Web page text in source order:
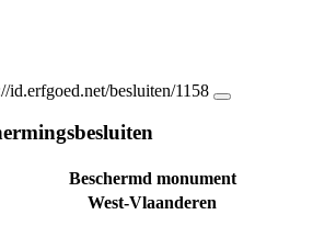
id.erfgoed.net/besluiten/1158
Beschermd monument
West-Vlaanderen